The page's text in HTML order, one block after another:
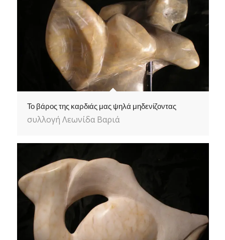
Το βάρος της καρδιάς μας ψηλά μηδενίζοντας
συλλογή Λεωνίδα Βαριά